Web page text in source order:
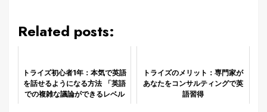
Related posts:
トライズ初心者1年：本気で英語
を話せるようになる方法 「英語
での複雑な議論ができるレベル
トライズのメリット：専門家が
あなたをコンサルティングで英
語習得